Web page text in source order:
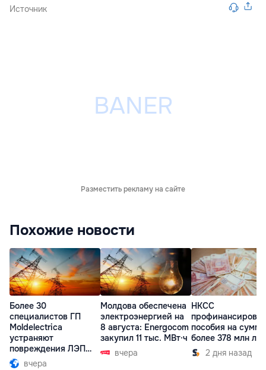
Источник
Разместить рекламу на сайте
Похожие новости
Более 30
специалистов ГП
Moldelectrica
устраняют
повреждения ЛЭП
Бельцы-Днестровск
вчера
Молдова обеспечена
электроэнергией на
8 августа: Energocom
закупил 11 тыс. МВт·ч
вчера
НКСС
пособия на сумму
более 378 млн
2 дня назад